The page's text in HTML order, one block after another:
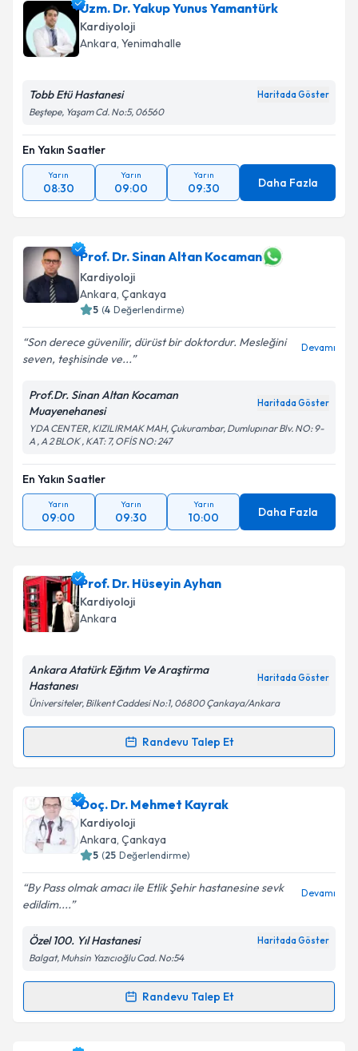
Uzm. Dr. Yakup Yunus Yamantürk
Kardiyoloji
Ankara, Yenimahalle
Tobb Etü Hastanesi Haritada Göster
Beştepe, Yaşam Cd. No:5, 06560
En Yakın Saatler
Yarın
08:30
Yarın
09:00
Yarın
09:30 Daha Fazla
Prof. Dr. Sinan Altan Kocaman
Kardiyoloji
Ankara, Çankaya
5 (4 Değerlendirme)
Son derece güvenilir, dürüst bir doktordur. Mesleğini
seven, teşhisinde ve...
Devamı
Prof.Dr. Sinan Altan Kocaman
Muayenehanesi
Haritada Göster
YDA CENTER, KIZILIRMAK MAH, Çukurambar, Dumlupınar Blv. NO: 9-
A , A 2 BLOK , KAT: 7, OFİS NO: 247
En Yakın Saatler
Yarın
09:00
Yarın
09:30
Yarın
10:00 Daha Fazla
Prof. Dr. Hüseyin Ayhan
Kardiyoloji
Ankara
Ankara Atatürk Eğıtım Ve Araştirma
Hastanesı
Haritada Göster
Üniversiteler, Bilkent Caddesi No:1, 06800 Çankaya/Ankara
Randevu Talep Et
Randevu Takvimi Talebi
Prof. Dr. Hüseyin Ayhan için randevu takvimi talebi
oluşturun. Size bu uzmandan randevu almanız için bir
takvim hazırlandığında e-posta ile bilgilendireceğiz.
Kişisel verilerimin işlenmesine ilişkin
Aydınlatma
Metni'ni okudum ve kişisel verilerimin belirtilen
kapsamda işlenmesini kabul ediyorum.
Doç. Dr. Mehmet Kayrak
Kardiyoloji
Ankara, Çankaya
5 (25 Değerlendirme)
By Pass olmak amacı ile Etlik Şehir hastanesine sevk
edildim....
Devamı
Özel 100. Yıl Hastanesi Haritada Göster
Balgat, Muhsin Yazıcıoğlu Cad. No:54
Randevu Talep Et
Randevu Takvimi Talebi